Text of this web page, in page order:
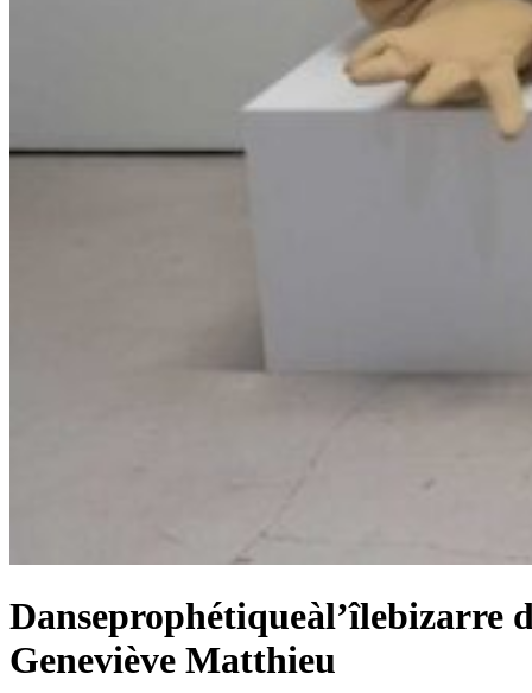
Danseprophétiqueàl’îlebizarre
Geneviève Matthieu